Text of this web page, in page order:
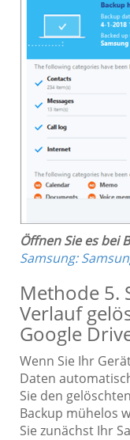
Öffnen Sie es bei
Samsung:
Methode 5.
Verlauf
Google
Wenn Sie Ihr
Daten
Sie den
Backup mühelos
Sie zunächst Ihr